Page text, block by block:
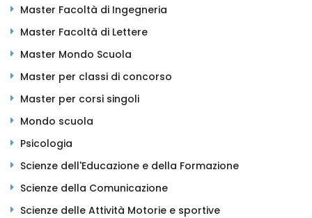
Master Facoltà di Ingegneria
Master Facoltà di Lettere
Master Mondo Scuola
Master per classi di concorso
Master per corsi singoli
Mondo scuola
Psicologia
Scienze dell'Educazione e della Formazione
Scienze della Comunicazione
Scienze delle Attività Motorie e sportive